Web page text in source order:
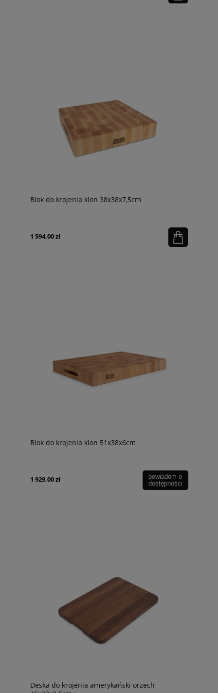
Blok do krojenia klon 38x38x7,5cm
1 594,00 zł
Blok do krojenia klon 51x38x6cm
1 929,00 zł
powiadom o
dostępności
Deska do krojenia amerykański orzech